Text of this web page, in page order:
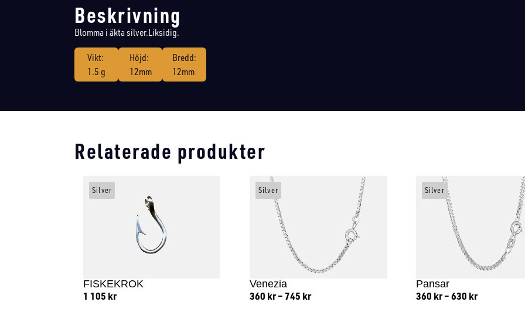
Beskrivning
Blomma i äkta silver.Liksidig.
Vikt:
1.5 g
Höjd:
12mm
Bredd:
12mm
Relaterade produkter
FISKEKROK
1 105 kr
Silver
Venezia
360 kr –745 kr
Silver
Pansar
360 kr –630 kr
Silver